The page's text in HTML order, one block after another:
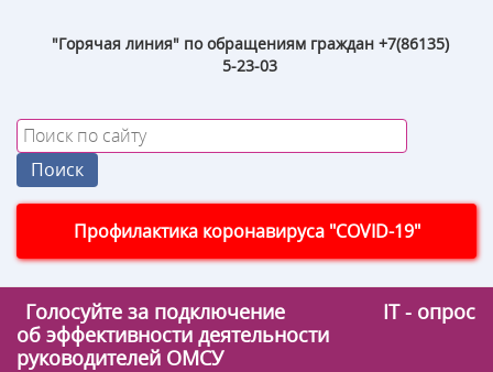
"Горячая линия" по обращениям граждан +7(86135)
5-23-03
Профилактика коронавируса "COVID-19"
Голосуйте за подключение
IT - опрос
об эффективности деятельности
руководителей ОМСУ